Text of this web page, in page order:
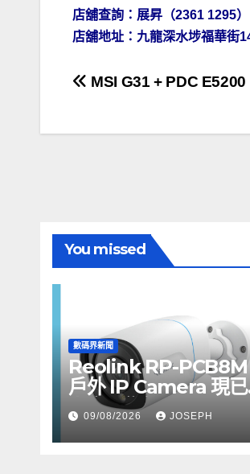
店舖查詢：展昇（2361 1295）
店舖地址：九龍深水埗福華街
文MSI G31 + PDC
You missed
數碼界新聞
Reolink RP-PCB8M
戶外 IP Camera 現已
上市，售價 HK$722
09/08/2026 JOSEPH